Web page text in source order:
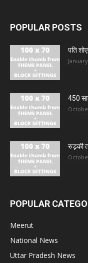
POPULAR POSTS
पति
450
रुड़की
POPULAR
Meerut
National News
Uttar Pradesh News